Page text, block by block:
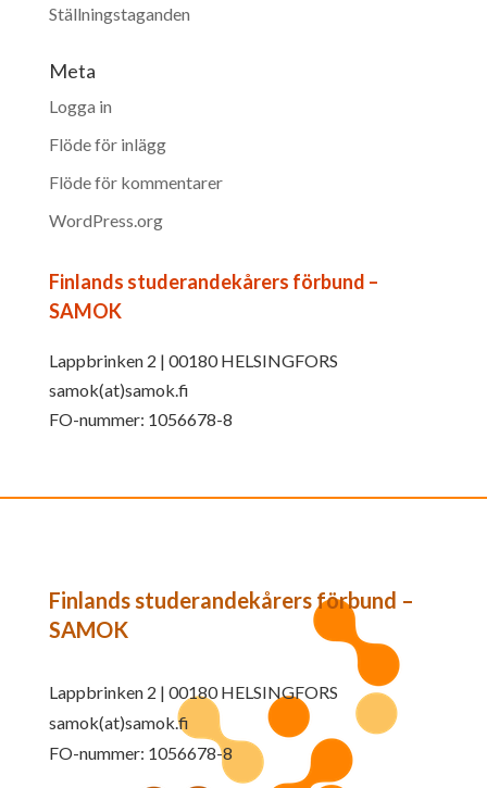
Ställningstaganden
Meta
Logga in
Flöde för inlägg
Flöde för kommentarer
WordPress.org
Finlands studerandekårers förbund –
SAMOK
Lappbrinken 2 | 00180 HELSINGFORS
samok(at)samok.fi
FO-nummer: 1056678-8
Finlands studerandekårers förbund –
SAMOK
Lappbrinken 2 | 00180 HELSINGFORS
samok(at)samok.fi
FO-nummer: 1056678-8